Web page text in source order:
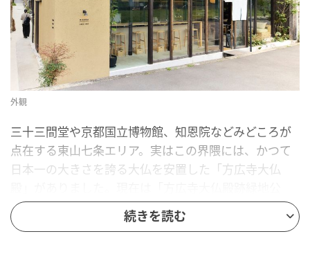
外観
三十三間堂や京都国立博物館、知恩院などみどころが
点在する東山七条エリア。実はこの界隈には、かつて
日本一の大きさを誇る大仏を安置した「方広寺大仏
園」として、住宅街の一角に静かにその面影をとどめ
ています。そんな人通りも少ない落ち着いた場所に
続きを読む